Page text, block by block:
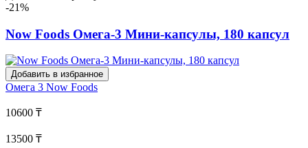
-21%
Now Foods Омега-3 Мини-капсулы, 180 капсул
Добавить в избранное
Омега 3 Now Foods
10600 ₸
13500 ₸